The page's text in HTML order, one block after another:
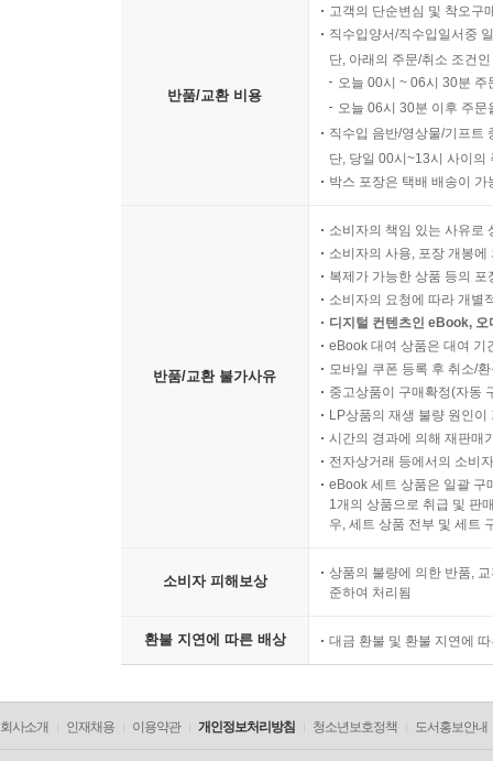
반품/교환 비용
고객의 단순변심 및 착오구
직수입양서/직수입일서중
단, 아래의 주문/취소 조건
오늘 00시 ~ 06시 30분
오늘 06시 30분 이후 주
직수입 음반/영상물/기프트
단, 당일 00시~13시 사이의
박스 포장은 택배 배송이
반품/교환 불가사유
소비자의 책임 있는 사유로
소비자의 사용, 포장 개봉
복제가 가능한 상품 등의
소비자의 요청에 따라 개별
디지털 컨텐츠인 eBook,
eBook 대여 상품은 대여 기
모바일 쿠폰 등록 후 취소/
중고상품이 구매확정(자동
LP상품의 재생 불량 원인
시간의 경과에 의해 재판매
전자상거래 등에서의 소비
eBook 세트 상품은 일괄 구
1개의 상품으로 취급 및 판
우, 세트 상품 전부 및 세트
소비자 피해보상
상품의 불량에 의한 반품,
준하여 처리됨
환불 지연에 따른 배상 대금 환불 및 환불 지연에
회사소개 인재채용 이용약관 개인정보처리방침 청소년보호정책 도서홍보안내